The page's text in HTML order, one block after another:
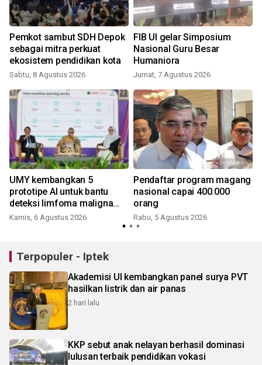
Pemkot sambut SDH Depok
sebagai mitra perkuat
ekosistem pendidikan kota
Sabtu, 8 Agustus 2026
FIB UI gelar Simposium
Nasional Guru Besar
Humaniora
Jumat, 7 Agustus 2026
UMY kembangkan 5
prototipe AI untuk bantu
deteksi limfoma maligna
hingga tumor otak
Kamis, 6 Agustus 2026
Pendaftar program magang
nasional capai 400.000
orang
Rabu, 5 Agustus 2026
Terpopuler - Iptek
Akademisi UI kembangkan panel surya PVT
hasilkan listrik dan air panas
2 hari lalu
KKP sebut anak nelayan berhasil dominasi
lulusan terbaik pendidikan vokasi